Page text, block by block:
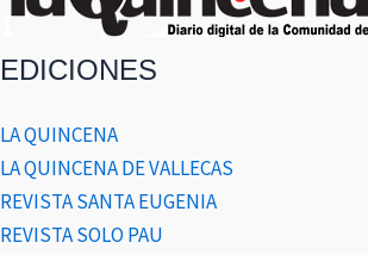
EDICIONES
LA QUINCENA
LA QUINCENA DE VALLECAS
REVISTA SANTA EUGENIA
REVISTA SOLO PAU